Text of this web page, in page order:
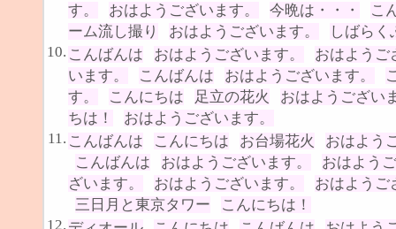
す。
おはようございます。 今晩は・・・
こ
ーム流し撮り
おはようございます。
しばらく
10. こんばんは おはようございます。
おはようご
います。
こんばんは おはようございます。
す。
こんにちは 足立の花火
おはようござい
ちは！
おはようございます。
11. こんばんは こんにちは お台場花火
おはよう
こんばんは
おはようございます。
おはよう
ざいます。
おはようございます。
おはようご
三日月と東京タワー
こんにちは！
12.